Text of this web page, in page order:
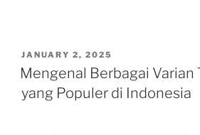
POSTED
ON
JANUARY 2, 2025
Mengenal Berbagai Varian
yang Populer di Indonesia